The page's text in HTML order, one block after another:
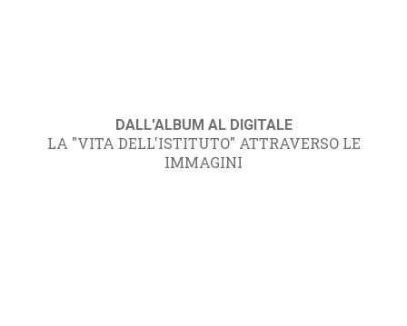
DALL'ALBUM AL DIGITALE
LA "VITA DELL'ISTITUTO" ATTRAVERSO LE
IMMAGINI